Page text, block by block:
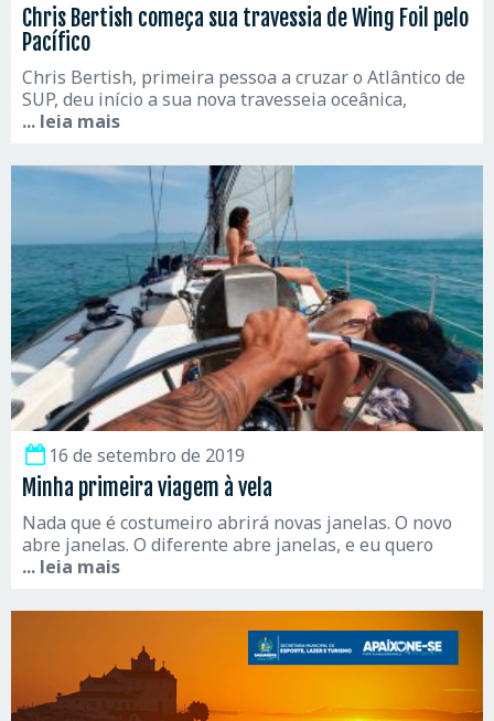
Chris Bertish começa sua travessia de Wing Foil pelo
Pacífico
Chris Bertish, primeira pessoa a cruzar o Atlântico de
SUP, deu início a sua nova travesseia oceânica,
... leia mais
16 de setembro de 2019
Minha primeira viagem à vela
Nada que é costumeiro abrirá novas janelas. O novo
abre janelas. O diferente abre janelas, e eu quero
... leia mais